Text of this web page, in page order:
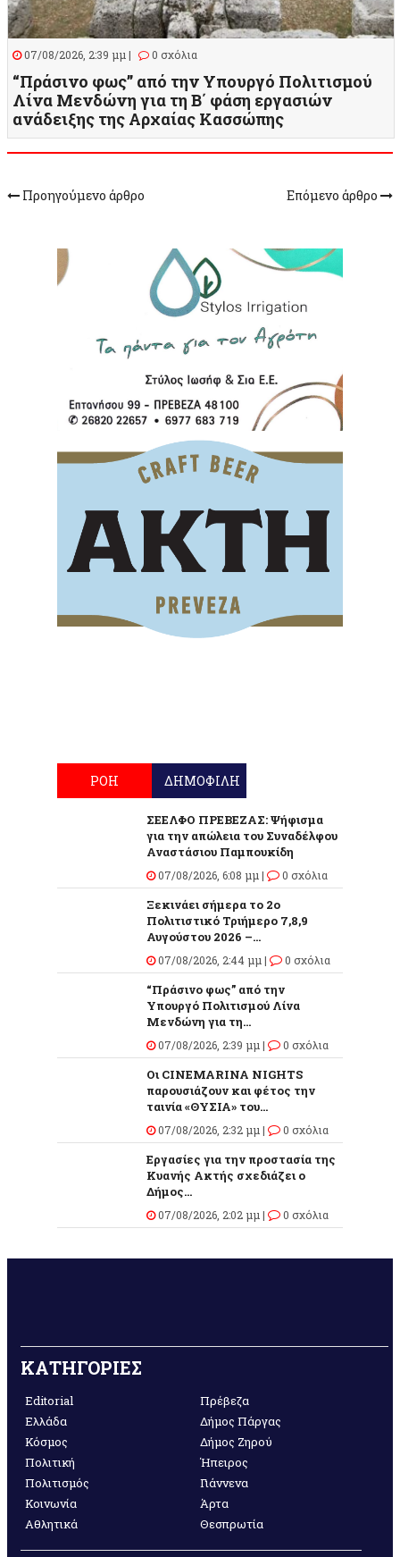
07/08/2026, 2:39 μμ | 0 σχόλια
“Πράσινο φως” από την Υπουργό Πολιτισμού
Λίνα Μενδώνη για τη Β΄ φάση εργασιών
ανάδειξης της Αρχαίας Κασσώπης
Προηγούμενο άρθρο Επόμενο άρθρο
ΡΟΗ ΔΗΜΟΦΙΛΗ
ΣΕΕΛΦΟ ΠΡΕΒΕΖΑΣ: Ψήφισμα
για την απώλεια του Συναδέλφου
Αναστάσιου Παμπουκίδη
07/08/2026, 6:08 μμ | 0 σχόλια
Ξεκινάει σήμερα το 2ο
Πολιτιστικό Τριήμερο 7,8,9
Αυγούστου 2026 –...
07/08/2026, 2:44 μμ | 0 σχόλια
“Πράσινο φως” από την
Υπουργό Πολιτισμού Λίνα
Μενδώνη για τη...
07/08/2026, 2:39 μμ | 0 σχόλια
Οι CINEMARINA NIGHTS
παρουσιάζουν και φέτος την
ταινία «ΘΥΣΙΑ» του...
07/08/2026, 2:32 μμ | 0 σχόλια
Εργασίες για την προστασία της
Κυανής Ακτής σχεδιάζει ο
Δήμος...
07/08/2026, 2:02 μμ | 0 σχόλια
ΚΑΤΗΓΟΡΙΕΣ
Editorial
Ελλάδα
Κόσμος
Πολιτική
Πολιτισμός
Κοινωνία
Αθλητικά
Πρέβεζα
Δήμος Πάργας
Δήμος Ζηρού
Ήπειρος
Γιάννενα
Άρτα
Θεσπρωτία